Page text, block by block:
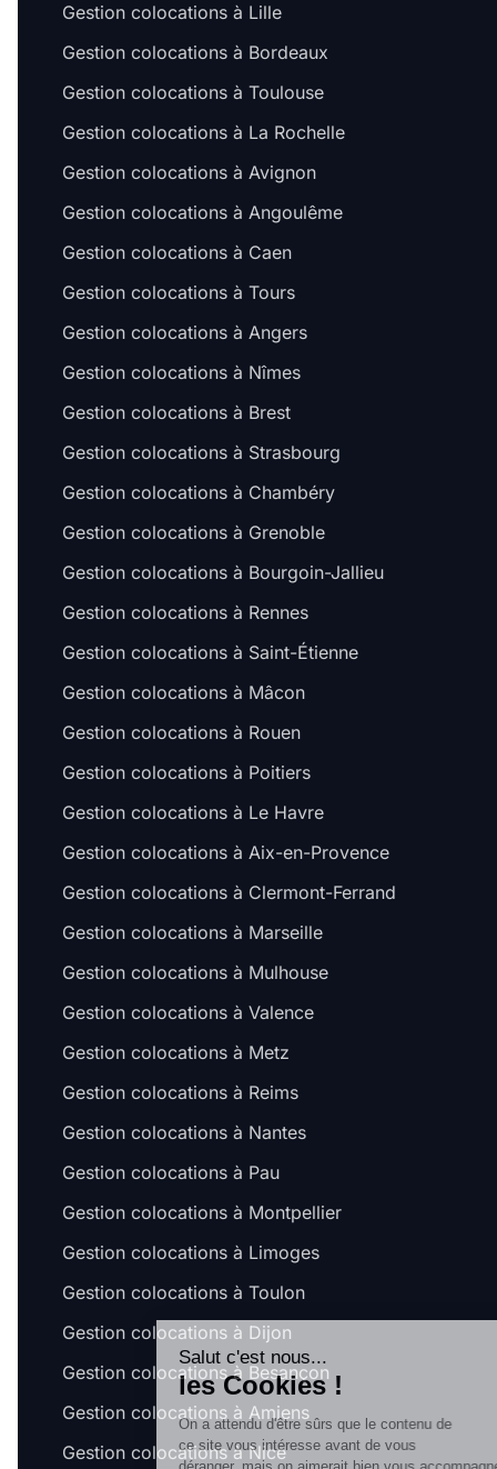
Gestion colocations à Lille
Gestion colocations à Bordeaux
Gestion colocations à Toulouse
Gestion colocations à La Rochelle
Gestion colocations à Avignon
Gestion colocations à Angoulême
Gestion colocations à Caen
Gestion colocations à Tours
Gestion colocations à Angers
Gestion colocations à Nîmes
Gestion colocations à Brest
Gestion colocations à Strasbourg
Gestion colocations à Chambéry
Gestion colocations à Grenoble
Gestion colocations à Bourgoin-Jallieu
Gestion colocations à Rennes
Gestion colocations à Saint-Étienne
Gestion colocations à Mâcon
Gestion colocations à Rouen
Gestion colocations à Poitiers
Gestion colocations à Le Havre
Gestion colocations à Aix-en-Provence
Gestion colocations à Clermont-Ferrand
Gestion colocations à Marseille
Gestion colocations à Mulhouse
Gestion colocations à Valence
Gestion colocations à Metz
Gestion colocations à Reims
Gestion colocations à Nantes
Gestion colocations à Pau
Gestion colocations à Montpellier
Gestion colocations à Limoges
Gestion colocations à Toulon
Gestion colocations à Dijon
Gestion colocations à Besançon
Gestion colocations à Amiens
Gestion colocations à Nice
les Cookies !
On a attendu d'être sûrs que le contenu de
ce site vous intéresse avant de vous